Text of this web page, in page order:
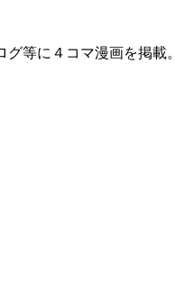
等に４コマ漫画を掲載。